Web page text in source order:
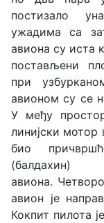
постизало
ужадима са
авиона су иста
постављени
при
авионом су се
У међу
линијски мотор
био
авиона.
авион је
Кокпит пилота